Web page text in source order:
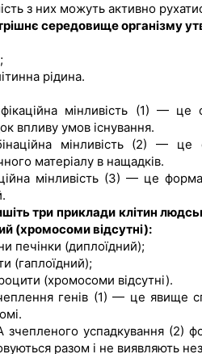
з них можуть активно
середовище організму
рідина.
мінливість (1) — це
впливу умов існування.
мінливість (2) — це
матеріалу в нащадків.
мінливість (3) — це форма
три приклади клітин
(хромосоми відсутні):
печінки (диплоїдний);
(гаплоїдний);
(хромосоми відсутні).
генів (1) — це явище
зчепленого успадкування (2)
разом і не виявляють